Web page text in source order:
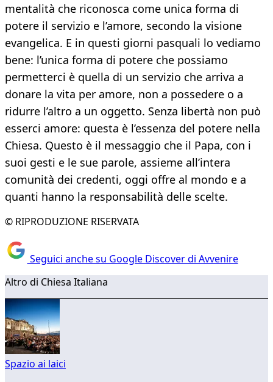
mentalità che riconosca come unica forma di
potere il servizio e l’amore, secondo la visione
evangelica. E in questi giorni pasquali lo vediamo
bene: l’unica forma di potere che possiamo
permetterci è quella di un servizio che arriva a
donare la vita per amore, non a possedere o a
ridurre l’altro a un oggetto. Senza libertà non può
esserci amore: questa è l’essenza del potere nella
Chiesa. Questo è il messaggio che il Papa, con i
suoi gesti e le sue parole, assieme all’intera
comunità dei credenti, oggi offre al mondo e a
quanti hanno la responsabilità delle scelte.
© RIPRODUZIONE RISERVATA
Seguici anche su Google Discover di Avvenire
Altro di Chiesa Italiana
Spazio ai laici